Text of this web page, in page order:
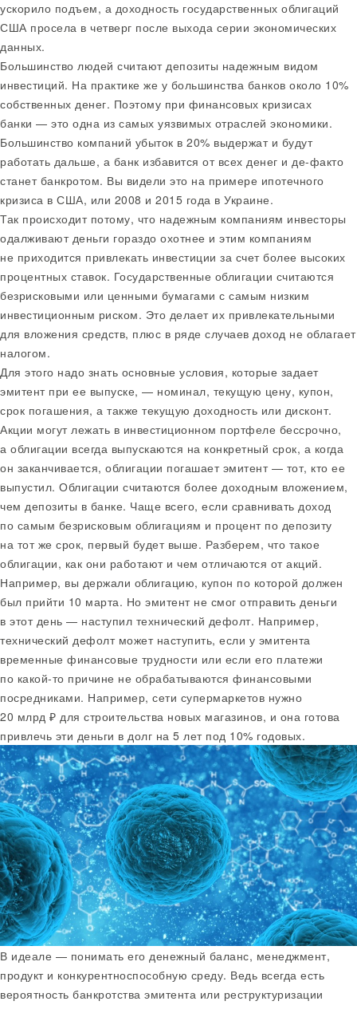
ускорило подъем, а доходность государственных облигаций
США просела в четверг после выхода серии экономических
данных.
Большинство людей считают депозиты надежным видом
инвестиций. На практике же у большинства банков около 10%
собственных денег. Поэтому при финансовых кризисах
банки — это одна из самых уязвимых отраслей экономики.
Большинство компаний убыток в 20% выдержат и будут
работать дальше, а банк избавится от всех денег и де-факто
станет банкротом. Вы видели это на примере ипотечного
кризиса в США, или 2008 и 2015 года в Украине.
Так происходит потому, что надежным компаниям инвесторы
одалживают деньги гораздо охотнее и этим компаниям
не приходится привлекать инвестиции за счет более высоких
процентных ставок. Государственные облигации считаются
безрисковыми или ценными бумагами с самым низким
инвестиционным риском. Это делает их привлекательными
для вложения средств, плюс в ряде случаев доход не облагает
налогом.
Для этого надо знать основные условия, которые задает
эмитент при ее выпуске, — номинал, текущую цену, купон,
срок погашения, а также текущую доходность или дисконт.
Акции могут лежать в инвестиционном портфеле бессрочно,
а облигации всегда выпускаются на конкретный срок, а когда
он заканчивается, облигации погашает эмитент — тот, кто ее
выпустил. Облигации считаются более доходным вложением,
чем депозиты в банке. Чаще всего, если сравнивать доход
по самым безрисковым облигациям и процент по депозиту
на тот же срок, первый будет выше. Разберем, что такое
облигации, как они работают и чем отличаются от акций.
Например, вы держали облигацию, купон по которой должен
был прийти 10 марта. Но эмитент не смог отправить деньги
в этот день — наступил технический дефолт. Например,
технический дефолт может наступить, если у эмитента
временные финансовые трудности или если его платежи
по какой‑то причине не обрабатываются финансовыми
посредниками. Например, сети супермаркетов нужно
20 млрд ₽ для строительства новых магазинов, и она готова
привлечь эти деньги в долг на 5 лет под 10% годовых.
В идеале — понимать его денежный баланс, менеджмент,
продукт и конкурентноспособную среду. Ведь всегда есть
вероятность банкротства эмитента или реструктуризации